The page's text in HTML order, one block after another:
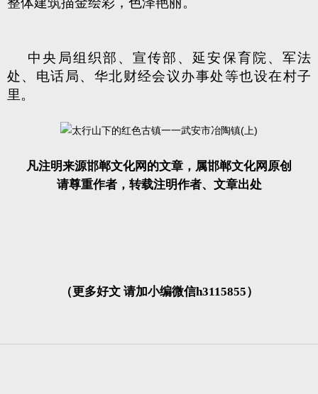
中央局组织部、宣传部、延安保育院、军法
处、电话局、华北财经会议办事处等也设在村子
里。
凡注明来源邯郸文化网的文章，属邯郸文化网原创
请尊重作者，转载注明作者、文章出处
（更多好文 请加小编微信h3115855）